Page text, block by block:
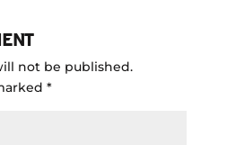
not be published.
*